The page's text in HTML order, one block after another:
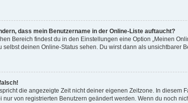
dass mein Benutzername in der Online-Liste auftaucht?
Bereich findest du in den Einstellungen eine Option „Meinen
selbst deinen Online-Status sehen. Du wirst dann als unsichtbarer
die angezeigte Zeit nicht deiner eigenen Zeitzone. In diesem
nur von registrierten Benutzern geändert werden. Wenn du noch